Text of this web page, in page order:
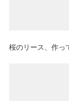
桜のリース、作っ